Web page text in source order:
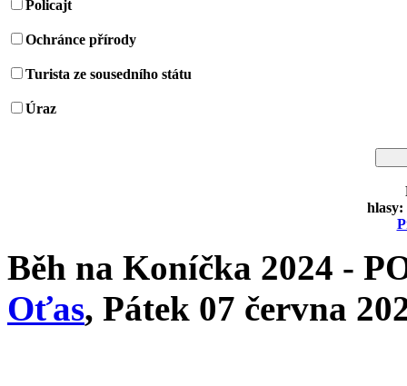
Policajt
Ochránce přírody
Turista ze sousedního státu
Úraz
hlasy:
Běh na Koníčka 2024 -
Oťas, Pátek 07 června